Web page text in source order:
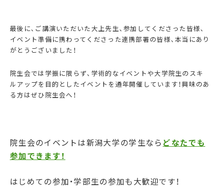
最後に、ご講演いただいた大上先生、参加してくださった皆様、
イベント準備に携わってくださった連携部署の皆様、本当にあり
がとうございました！
院生会では学振に限らず、学術的なイベントや大学院生のスキ
ルアップを目的としたイベントを通年開催しています！興味のあ
る方はぜひ院生会へ！
院生会のイベントは新潟大学の学生なら どなたでも
参加できます！
はじめての参加・学部生の参加も大歓迎です！